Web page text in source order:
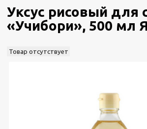
Уксус рисовый для
«Учибори», 500 мл
Товар отсутствует